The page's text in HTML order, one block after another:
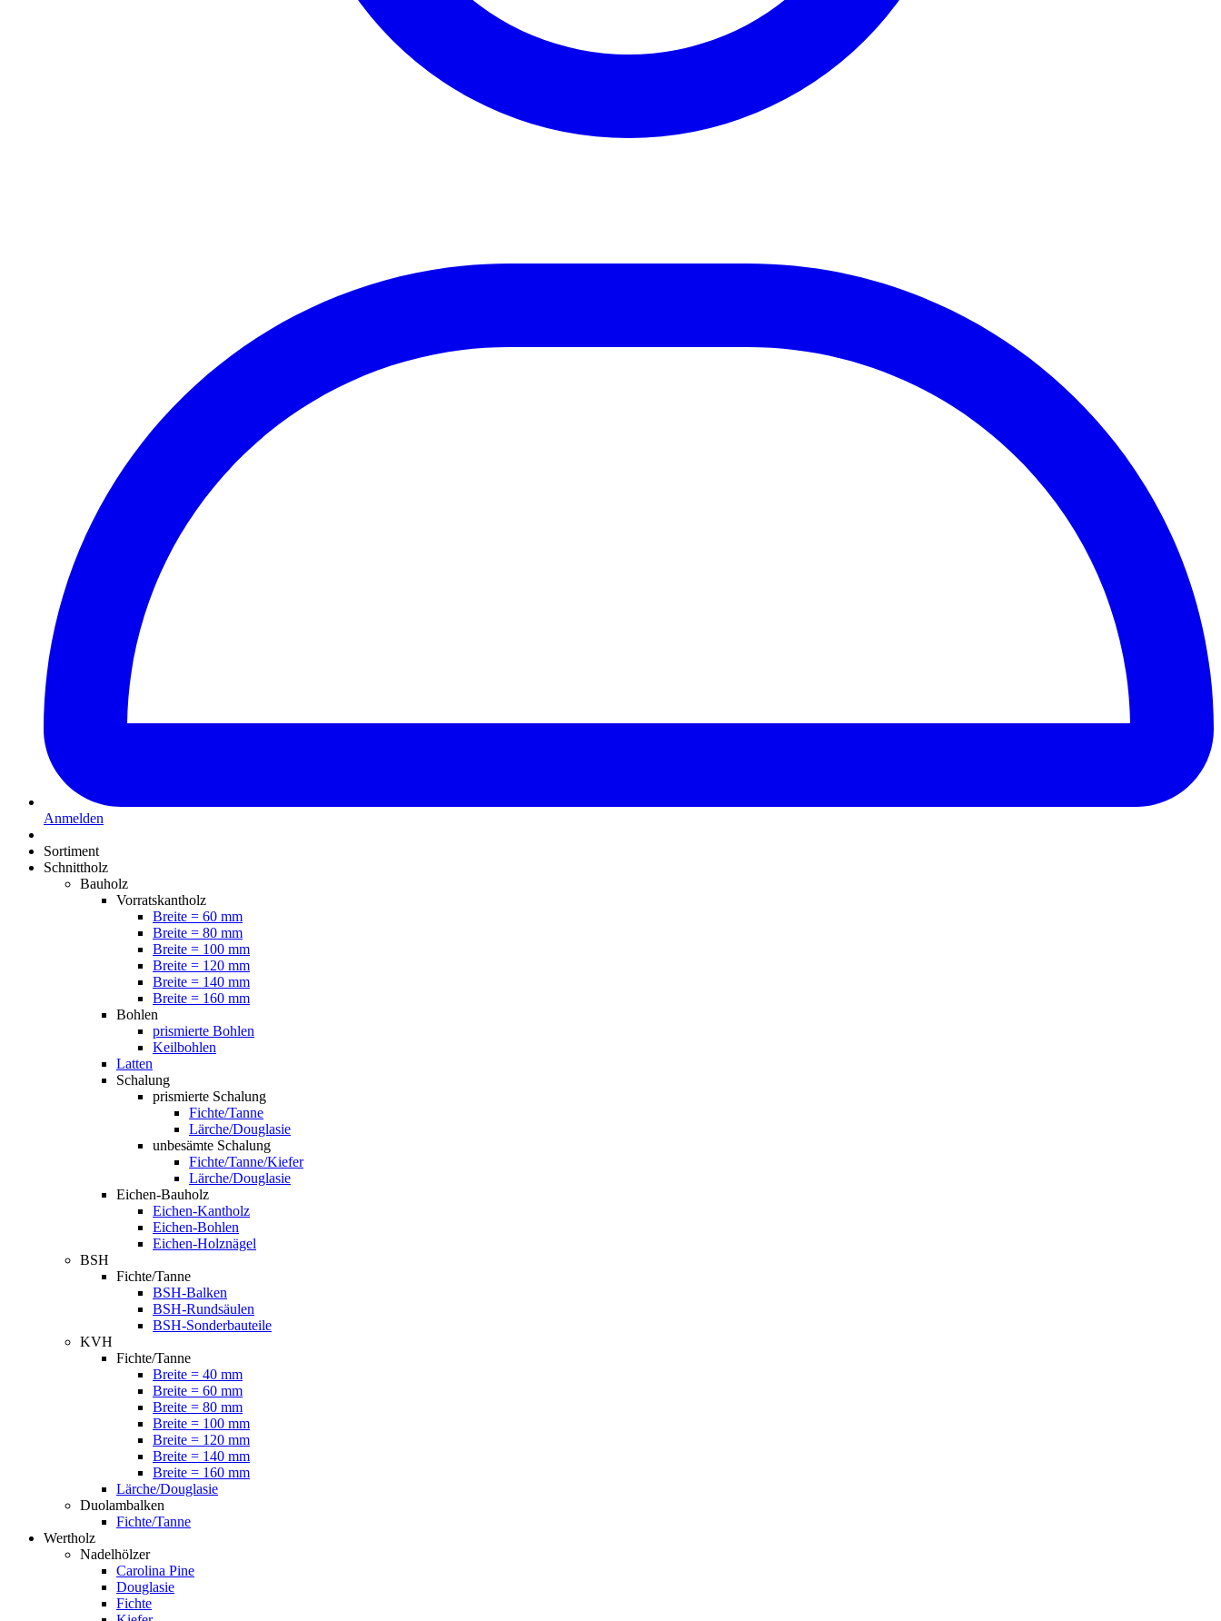
Anmelden
Sortiment
Schnittholz
Bauholz
Vorratskantholz
Breite = 60 mm
Breite = 80 mm
Breite = 100 mm
Breite = 120 mm
Breite = 140 mm
Breite = 160 mm
Bohlen
prismierte Bohlen
Keilbohlen
Latten
Schalung
prismierte Schalung
Fichte/Tanne
Lärche/Douglasie
unbesämte Schalung
Fichte/Tanne/Kiefer
Lärche/Douglasie
Eichen-Bauholz
Eichen-Kantholz
Eichen-Bohlen
Eichen-Holznägel
BSH
Fichte/Tanne
BSH-Balken
BSH-Rundsäulen
BSH-Sonderbauteile
KVH
Fichte/Tanne
Breite = 40 mm
Breite = 60 mm
Breite = 80 mm
Breite = 100 mm
Breite = 120 mm
Breite = 140 mm
Breite = 160 mm
Lärche/Douglasie
Duolambalken
Fichte/Tanne
Wertholz
Nadelhölzer
Carolina Pine
Douglasie
Fichte